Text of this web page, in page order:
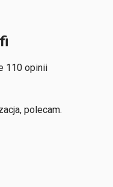
110 opinii
polecam.